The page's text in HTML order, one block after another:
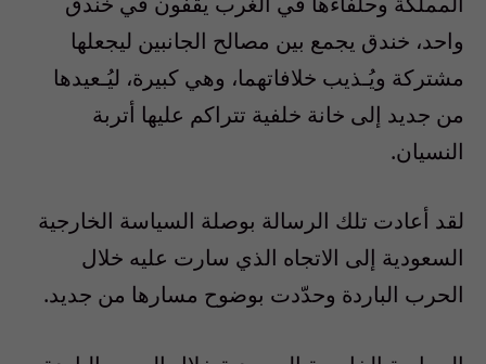
واحد، خندق يجمع بين مصالح الجانبين ليجعلها
مشتركة ويُـذيب خلافاتهما، وهي كبيرة، ليُـعيدها
من جديد إلى خانة خلفية تتراكم عليها أتربة
النسيان.
لقد أعادت تلك الرسالة بوصلة السياسة الخارجية
السعودية إلى الاتجاه الذي سارت عليه خلال
الحرب الباردة وحدّدت بوضوح مسارها من جديد.